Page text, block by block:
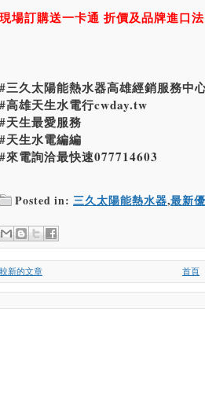
現場訂購送一卡通 折價及品牌進口
#三久太陽能熱水器高雄經銷服務中
#高雄天生水電行cwday.tw
#天生最愛服務
#天生水電編編
#來電詢洽最快速077714603
Posted in: 三久太陽能熱水器,最新
較新的文章 首頁